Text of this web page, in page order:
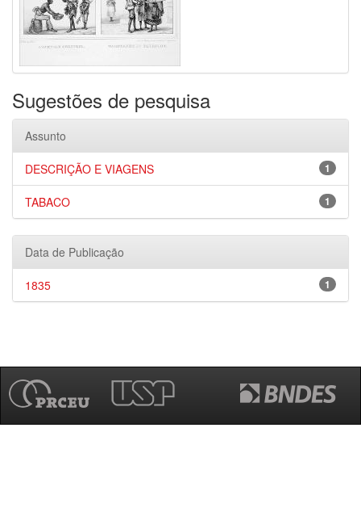
Sugestões de pesquisa
Assunto
1
DESCRIÇÃO E VIAGENS
1
TABACO
Data de Publicação
1
1835